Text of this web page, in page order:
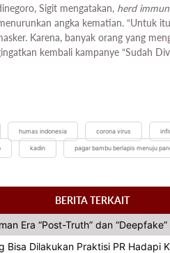
Sigit mengatakan, herd
angka kematian. “Untuk
Karena, banyak orang yang
kembali kampanye “Sudah
humas indonesia corona virus
kadin pagar bambu berlapis menuju
BERITA TERKAIT
Era “Post-Truth” dan
Bisa Dilakukan Praktisi PR Hadapi